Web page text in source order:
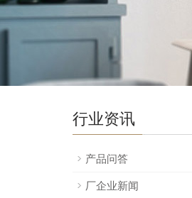
行业资讯
产品问答
厂企业新闻